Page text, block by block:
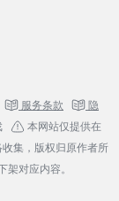
服务条款
隐
本网站仅提供在
集，版权归原作者所
架对应内容。